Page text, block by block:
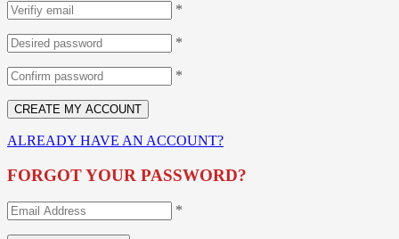
*
*
*
ALREADY HAVE AN ACCOUNT?
FORGOT YOUR PASSWORD?
*